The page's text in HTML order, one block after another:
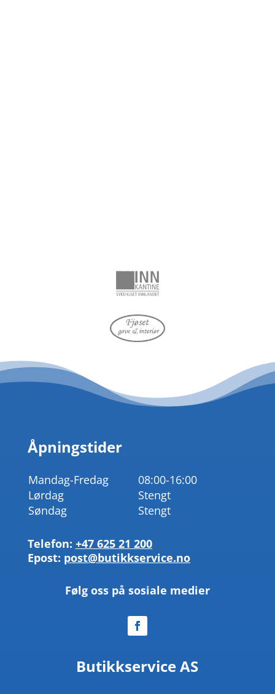
Åpningstider
Mandag-Fredag
08:00-16:00
Lørdag
Stengt
Søndag
Stengt
Telefon: +47 625 21 200
Epost: post@butikkservice.no
Følg oss på sosiale medier
Butikkservice AS